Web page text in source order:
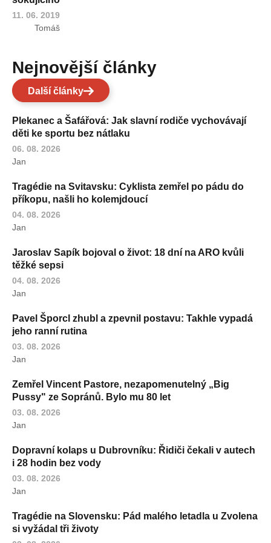
11. 06. 2019
Tomáš
Nejnovější články
Další články
Plekanec a Šafářová: Jak slavní rodiče vychovávají
děti ke sportu bez nátlaku
06. 08. 2026
Jan
Tragédie na Svitavsku: Cyklista zemřel po pádu do
příkopu, našli ho kolemjdoucí
04. 08. 2026
Jan
Jaroslav Sapík bojoval o život: 18 dní na ARO kvůli
těžké sepsi
04. 08. 2026
Jan
Pavel Šporcl zhubl a zpevnil postavu: Takhle vypadá
jeho ranní rutina
03. 08. 2026
Jan
Zemřel Vincent Pastore, nezapomenutelný „Big
Pussy" ze Sopránů. Bylo mu 80 let
03. 08. 2026
Jan
Dopravní kolaps u Dubrovníku: Řidiči čekali v autech
i 28 hodin bez vody
03. 08. 2026
Jan
Tragédie na Slovensku: Pád malého letadla u Zvolena
si vyžádal tři životy